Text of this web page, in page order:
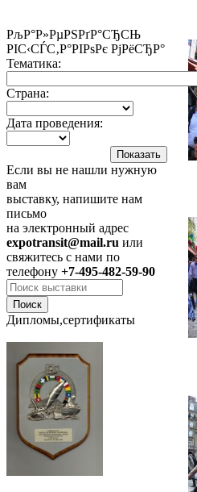
РљР°Р»РµРЅРґР°СЂСЊ
РІС‹СЃС‚Р°РІРѕРє РјРёСЂР°
Тематика:
Страна:
Дата проведения:
Если вы не нашли нужную
вам
выставку, напишите нам
письмо
на электронный адрес
expotransit@mail.ru или
свяжитесь с нами по
телефону +7-495-482-59-90
Дипломы,сертификаты